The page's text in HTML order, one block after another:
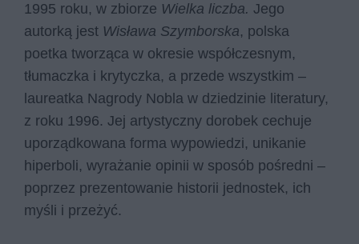
1995 roku, w zbiorze Wielka liczba. Jego
autorką jest Wisława Szymborska, polska
poetka tworząca w okresie współczesnym,
tłumaczka i krytyczka, a przede wszystkim –
laureatka Nagrody Nobla w dziedzinie literatury,
z roku 1996. Jej artystyczny dorobek cechuje
uporządkowana forma wypowiedzi, unikanie
hiperboli, wyrażanie opinii w sposób pośredni –
poprzez prezentowanie historii jednostek, ich
myśli i przeżyć.